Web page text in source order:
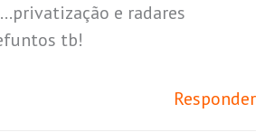
e radares
tb!
Responder